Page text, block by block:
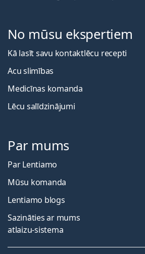
No mūsu ekspertiem
Kā lasīt savu kontaktlēcu recepti
Acu slimības
Medicīnas komanda
Lēcu salīdzinājumi
Par mums
Par Lentiamo
Mūsu komanda
Lentiamo blogs
Sazināties ar mums
atlaizu-sistema